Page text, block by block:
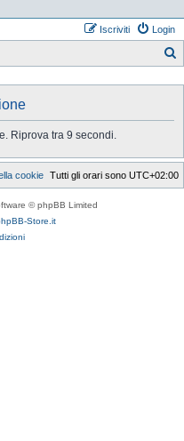
Login
Iscriviti
Riprova tra 9 secondi.
Tutti gli orari sono UTC+02:00
cookie
© phpBB Limited
Store.it